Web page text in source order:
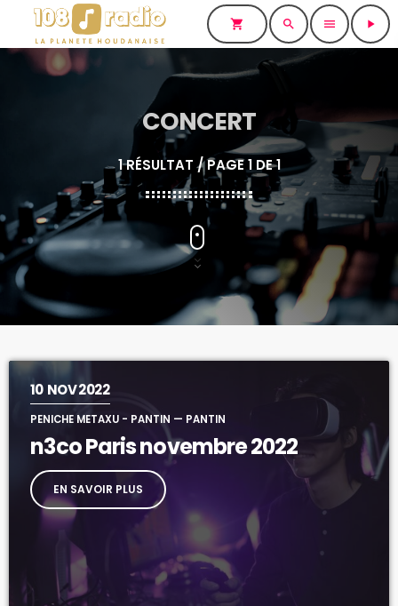
shopping_cart search menu play_arrow
CONCERT
1 RÉSULTAT / PAGE 1 DE 1
10 NOV 2022
PENICHE METAXU - PANTIN — PANTIN
n3co Paris novembre 2022
EN SAVOIR PLUS